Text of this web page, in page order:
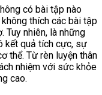
có bài tập nào
thích các bài tập
Tuy nhiên, là những
kết quả tích cực, sự
thể. Từ rèn luyện thân
nhiệm với sức khỏe
cao.